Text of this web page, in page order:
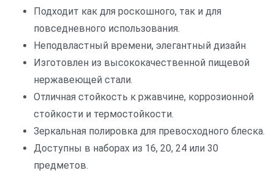
Подходит как для роскошного, так и для
повседневного использования.
Неподвластный времени, элегантный дизайн
Изготовлен из высококачественной пищевой
нержавеющей стали.
Отличная стойкость к ржавчине, коррозионной
стойкости и термостойкости.
Зеркальная полировка для превосходного блеска.
Доступны в наборах из 16, 20, 24 или 30
предметов.